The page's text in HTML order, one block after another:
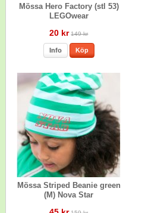
Mössa Hero Factory (stl 53)
LEGOwear
20 kr 149 kr
Info Köp
Mössa Striped Beanie green
(M) Nova Star